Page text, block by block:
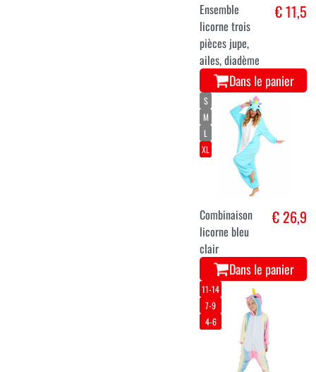
Ensemble
licorne trois
pièces jupe,
ailes, diadème
€ 11,5
Dans le panier
S
M
L
XL
Combinaison
licorne bleu
clair
€ 26,9
Dans le panier
11-14
7-9
4-6